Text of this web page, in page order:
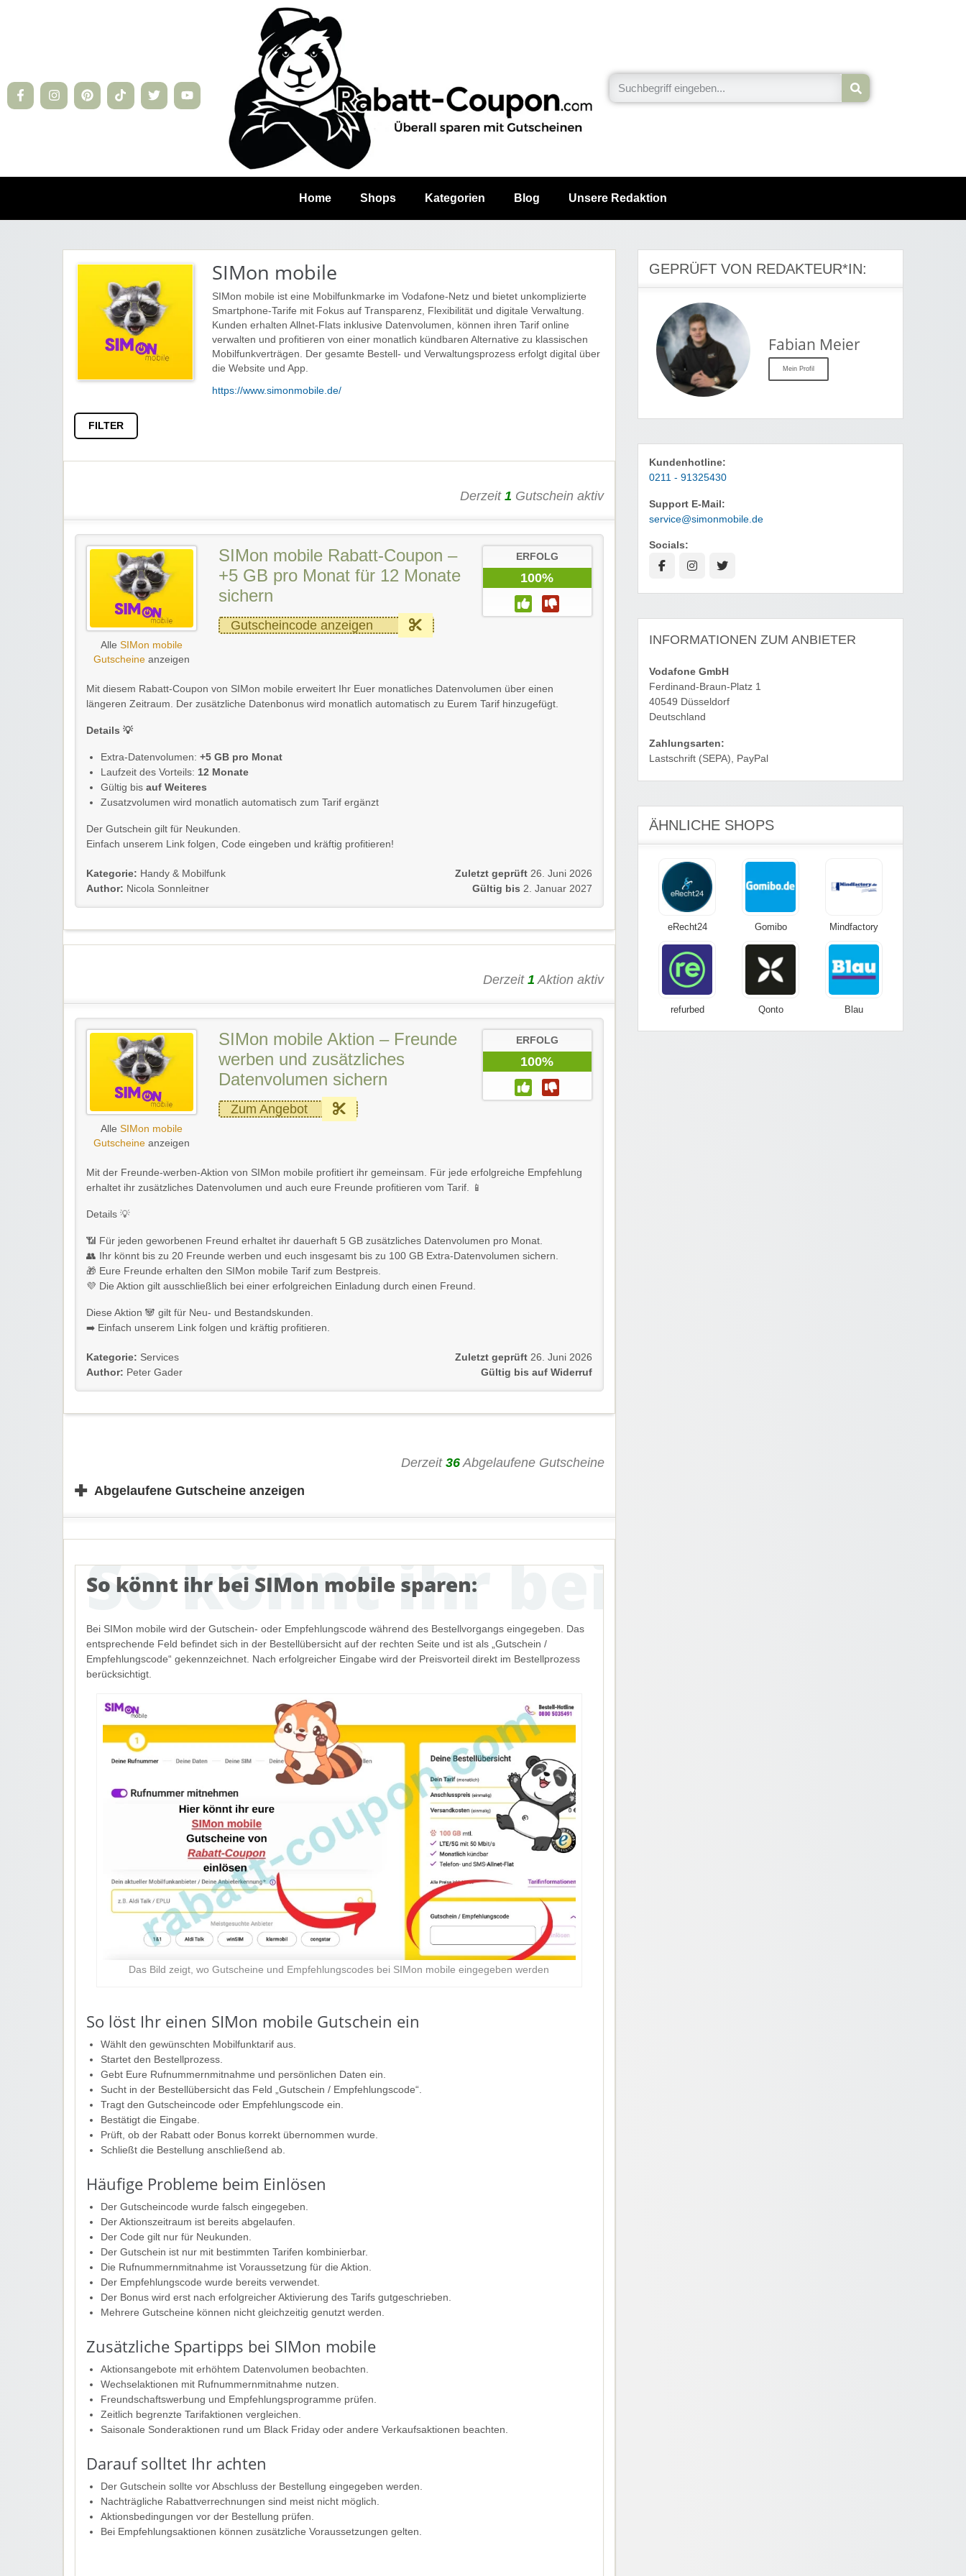
Home Shops Kategorien Blog Unsere Redaktion
SIMon mobile
SIMon mobile ist eine Mobilfunkmarke im Vodafone-Netz und bietet unkomplizierte
Smartphone-Tarife mit Fokus auf Transparenz, Flexibilität und digitale Verwaltung.
Kunden erhalten Allnet-Flats inklusive Datenvolumen, können ihren Tarif online
verwalten und profitieren von einer monatlich kündbaren Alternative zu klassischen
Mobilfunkverträgen. Der gesamte Bestell- und Verwaltungsprozess erfolgt digital über
die Website und App.
https://www.simonmobile.de/
FILTER
Derzeit 1 Gutschein aktiv
Alle SIMon mobile
Gutscheineanzeigen
SIMon mobile Rabatt-Coupon –
+5 GB pro Monat für 12 Monate
sichern
Gutscheincode anzeigen
ERFOLG
100%
Mit diesem Rabatt-Coupon von SIMon mobile erweitert Ihr Euer monatliches Datenvolumen über einen
längeren Zeitraum. Der zusätzliche Datenbonus wird monatlich automatisch zu Eurem Tarif hinzugefügt.
Details 💡
Extra-Datenvolumen: +5 GB pro Monat
Laufzeit des Vorteils: 12 Monate
Gültig bis auf Weiteres
Zusatzvolumen wird monatlich automatisch zum Tarif ergänzt
Der Gutschein gilt für Neukunden.
Einfach unserem Link folgen, Code eingeben und kräftig profitieren!
Kategorie: Handy & Mobilfunk
Author: Nicola Sonnleitner
Zuletzt geprüft 26. Juni 2026
Gültig bis 2. Januar 2027
Derzeit 1 Aktion aktiv
Alle SIMon mobile
Gutscheineanzeigen
SIMon mobile Aktion – Freunde
werben und zusätzliches
Datenvolumen sichern
Zum Angebot
ERFOLG
100%
Mit der Freunde-werben-Aktion von SIMon mobile profitiert ihr gemeinsam. Für jede erfolgreiche Empfehlung
erhaltet ihr zusätzliches Datenvolumen und auch eure Freunde profitieren vom Tarif. 📱
Details 💡
📶 Für jeden geworbenen Freund erhaltet ihr dauerhaft 5 GB zusätzliches Datenvolumen pro Monat.
👥 Ihr könnt bis zu 20 Freunde werben und euch insgesamt bis zu 100 GB Extra-Datenvolumen sichern.
🎁 Eure Freunde erhalten den SIMon mobile Tarif zum Bestpreis.
💜 Die Aktion gilt ausschließlich bei einer erfolgreichen Einladung durch einen Freund.
Diese Aktion 🐼 gilt für Neu- und Bestandskunden.
➡️ Einfach unserem Link folgen und kräftig profitieren.
Kategorie: Services
Author: Peter Gader
Zuletzt geprüft 26. Juni 2026
Gültig bis auf Widerruf
Derzeit 36 Abgelaufene Gutscheine
✚ Abgelaufene Gutscheine anzeigen
So könnt ihr bei SIMon mobile sparen:
Bei SIMon mobile wird der Gutschein- oder Empfehlungscode während des Bestellvorgangs eingegeben. Das
entsprechende Feld befindet sich in der Bestellübersicht auf der rechten Seite und ist als „Gutschein /
Empfehlungscode“ gekennzeichnet. Nach erfolgreicher Eingabe wird der Preisvorteil direkt im Bestellprozess
berücksichtigt.
Das Bild zeigt, wo Gutscheine und Empfehlungscodes bei SIMon mobile eingegeben werden
So löst Ihr einen SIMon mobile Gutschein ein
Wählt den gewünschten Mobilfunktarif aus.
Startet den Bestellprozess.
Gebt Eure Rufnummernmitnahme und persönlichen Daten ein.
Sucht in der Bestellübersicht das Feld „Gutschein / Empfehlungscode“.
Tragt den Gutscheincode oder Empfehlungscode ein.
Bestätigt die Eingabe.
Prüft, ob der Rabatt oder Bonus korrekt übernommen wurde.
Schließt die Bestellung anschließend ab.
Häufige Probleme beim Einlösen
Der Gutscheincode wurde falsch eingegeben.
Der Aktionszeitraum ist bereits abgelaufen.
Der Code gilt nur für Neukunden.
Der Gutschein ist nur mit bestimmten Tarifen kombinierbar.
Die Rufnummernmitnahme ist Voraussetzung für die Aktion.
Der Empfehlungscode wurde bereits verwendet.
Der Bonus wird erst nach erfolgreicher Aktivierung des Tarifs gutgeschrieben.
Mehrere Gutscheine können nicht gleichzeitig genutzt werden.
Zusätzliche Spartipps bei SIMon mobile
Aktionsangebote mit erhöhtem Datenvolumen beobachten.
Wechselaktionen mit Rufnummernmitnahme nutzen.
Freundschaftswerbung und Empfehlungsprogramme prüfen.
Zeitlich begrenzte Tarifaktionen vergleichen.
Saisonale Sonderaktionen rund um Black Friday oder andere Verkaufsaktionen beachten.
Darauf solltet Ihr achten
Der Gutschein sollte vor Abschluss der Bestellung eingegeben werden.
Nachträgliche Rabattverrechnungen sind meist nicht möglich.
Aktionsbedingungen vor der Bestellung prüfen.
Bei Empfehlungsaktionen können zusätzliche Voraussetzungen gelten.
GEPRÜFT VON REDAKTEUR*IN:
Fabian Meier
Mein Profil
Kundenhotline:
0211 - 91325430
Support E-Mail:
service@simonmobile.de
Socials:
INFORMATIONEN ZUM ANBIETER
Vodafone GmbH
Ferdinand-Braun-Platz 1
40549 Düsseldorf
Deutschland
Zahlungsarten:
Lastschrift (SEPA), PayPal
ÄHNLICHE SHOPS
eRecht24 Gomibo Mindfactory
refurbed Qonto Blau